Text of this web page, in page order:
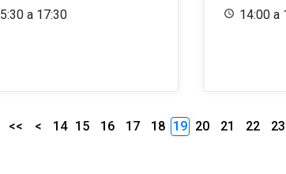
a 17:30
14:00 a
<< < 14 15 16 17 18 19 20 21 22 23